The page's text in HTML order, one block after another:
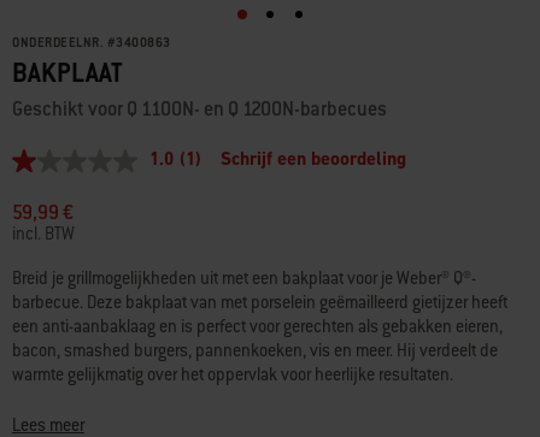
ONDERDEELNR. #3400863
BAKPLAAT
Geschikt voor Q 1100N- en Q 1200N-barbecues
1.0
5
sterren,
gemiddelde
scorewaarde.
Read
a
Review.
Dezelfde
paginalink.
1.0 (1) Schrijf een beoordeling
59,99 €
incl. BTW
Breid je grillmogelijkheden uit met een bakplaat voor je Weber® Q®-
barbecue. Deze bakplaat van met porselein geëmailleerd gietijzer heeft
een anti-aanbaklaag en is perfect voor gerechten als gebakken eieren,
bacon, smashed burgers, pannenkoeken, vis en meer. Hij verdeelt de
warmte gelijkmatig over het oppervlak voor heerlijke resultaten.
aan de andere kant het grillrooster.
Lees meer